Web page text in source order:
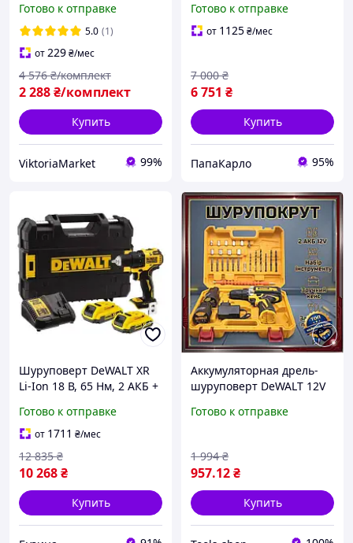
V Шуруповёрт с набором
инструментов в чемодане
(в кейсе)
Электрошуруповерт
Готово к отправке
5.0 (1)
от229₴/мес
2 288₴/комплект
4 576 ₴/комплект
Купить
ViktoriaMarket 99%
ЗУ)
Готово к отправке
от 1125₴/мес
6 751 ₴
7 000 ₴
Купить
ПапаКарло 95%
Шуруповерт DeWALT XR
Li-Ion 18 В, 65 Нм, 2 АКБ +
buzyna
Готово к отправке
от 1711 ₴/мес
10 268₴
12 835 ₴
Купить
Аккумуляторная дрель-
шуруповерт DeWALT 12V
мастеров и
электрический
шуруповерт с набором
Готово к отправке
957.12₴
1 994 ₴
Купить